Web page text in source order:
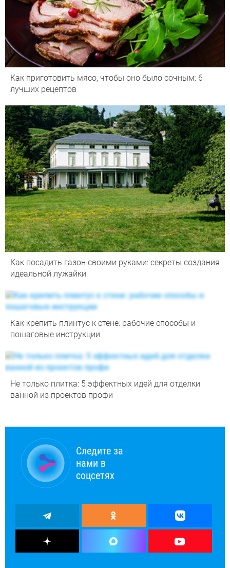
Как приготовить мясо, чтобы оно было сочным: 6
лучших рецептов
Как посадить газон своими руками: секреты создания
идеальной лужайки
Как крепить плинтус к стене: рабочие способы и
пошаговые инструкции
Не только плитка: 5 эффектных идей для отделки
ванной из проектов профи
Следите за
нами в
соцсетях